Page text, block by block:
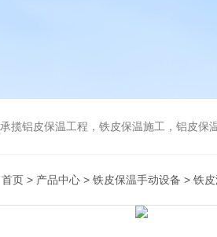
承揽铝皮保温工程，铁皮保温施工，铝皮保
首页 > 产品中心 > 铁皮保温手动设备 > 铁